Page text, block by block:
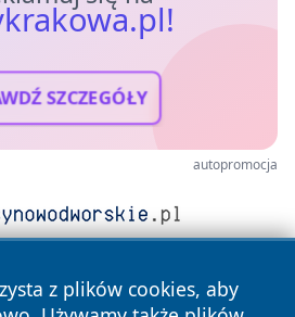
SZCZEGÓŁY
autopromocja
z plików cookies, aby